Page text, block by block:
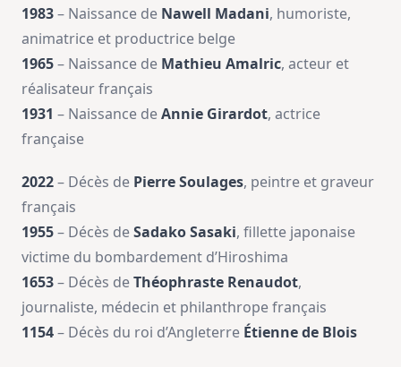
1983– Naissance de Nawell Madani, humoriste,
animatrice et productrice belge
1965– Naissance de Mathieu Amalric, acteur et
réalisateur français
1931 – Naissance deAnnie Girardot, actrice
française
2022– Décès de Pierre Soulages, peintre et graveur
français
1955– Décès deSadako Sasaki, fillette japonaise
victime du bombardement d’Hiroshima
1653– Décès deThéophraste Renaudot,
journaliste, médecin et philanthrope français
1154– Décès du roi d’Angleterre Étienne de Blois